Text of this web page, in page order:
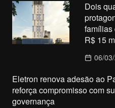
Dois
famílias
R$ 15
06/
Eletron renova adesão ao
reforça compromisso com
governança